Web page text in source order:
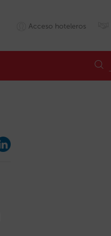
Acceso hoteleros